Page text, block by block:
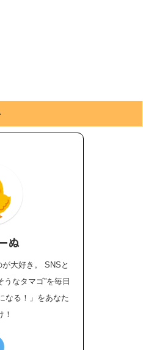
ぬ
大好き。 SNSと
うなタマゴ”を毎日
なる！」をあなた
！